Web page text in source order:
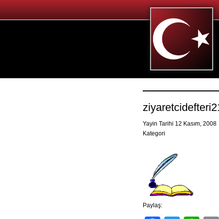
Yayin Tarihi 12 Kasım, 2008
Kategori
Paylaş: